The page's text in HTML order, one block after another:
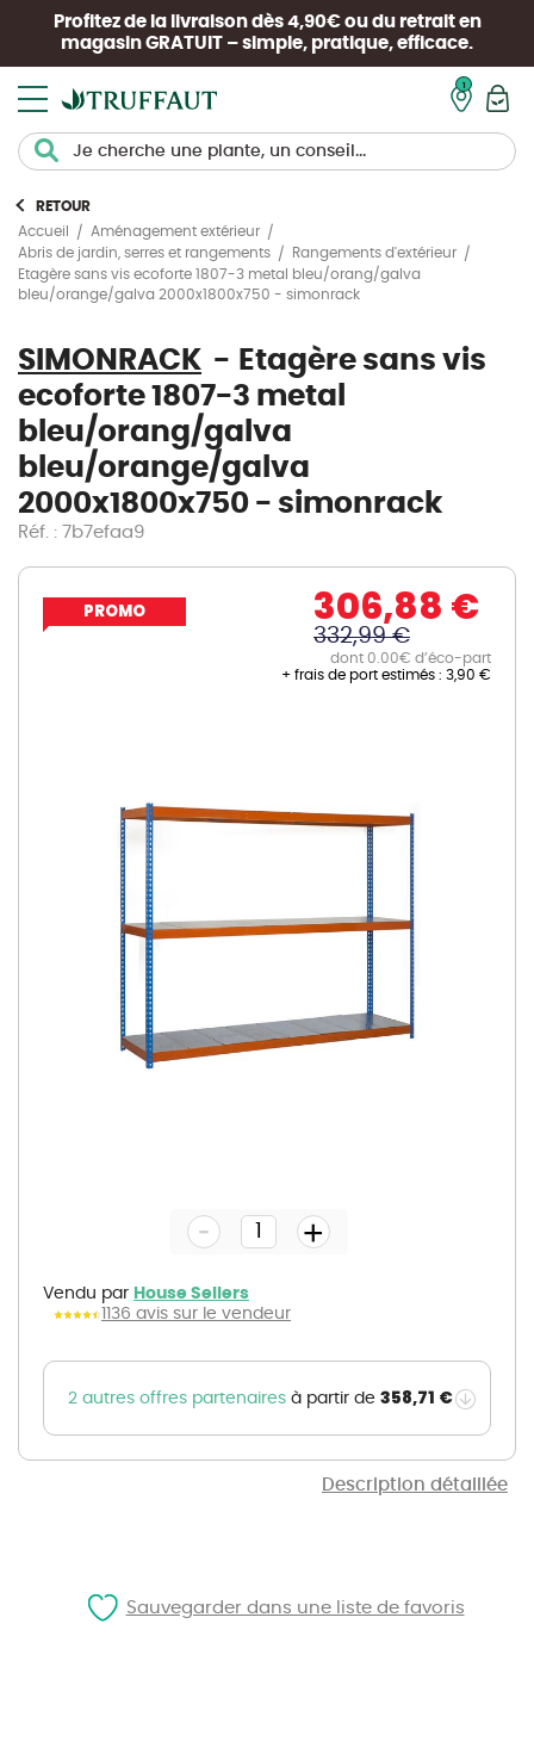
Profitez de la livraison dès 4,90€ ou du retrait en
magasin GRATUIT – simple, pratique, efficace.
RETOUR
Accueil
Aménagement extérieur
Abris de jardin, serres et rangements
Rangements d'extérieur
Etagère sans vis ecoforte 1807-3 metal bleu/orang/galva
bleu/orange/galva 2000x1800x750 - simonrack
SIMONRACK
Etagère sans vis
ecoforte 1807-3 metal
bleu/orang/galva
bleu/orange/galva
2000x1800x750 - simonrack
Réf. : 7b7efaa9
Description détaillée
PROMO 306,88 €
332,99 €
dont 0.00€ d’éco-part
+ frais de port estimés : 3,90 €
gallery
Vendu par House Sellers
1136 avis sur le vendeur
- +
2 autres offres partenaires à partir de 358,71 €
Sauvegarder dans une liste de favoris